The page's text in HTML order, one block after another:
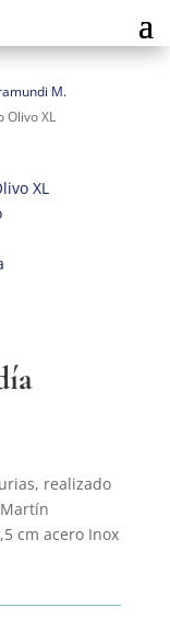
M.
Olivo XL
realizado
cm acero Inox